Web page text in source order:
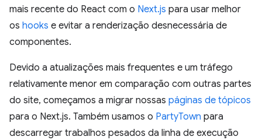
mais recente do React com o Next.js para usar melhor
os hooks e evitar a renderização desnecessária de
componentes.
Devido a atualizações mais frequentes e um tráfego
relativamente menor em comparação com outras partes
do site, começamos a migrar nossas páginas de tópicos
para o Next.js. Também usamos o PartyTown para
descarregar trabalhos pesados da linha de execução